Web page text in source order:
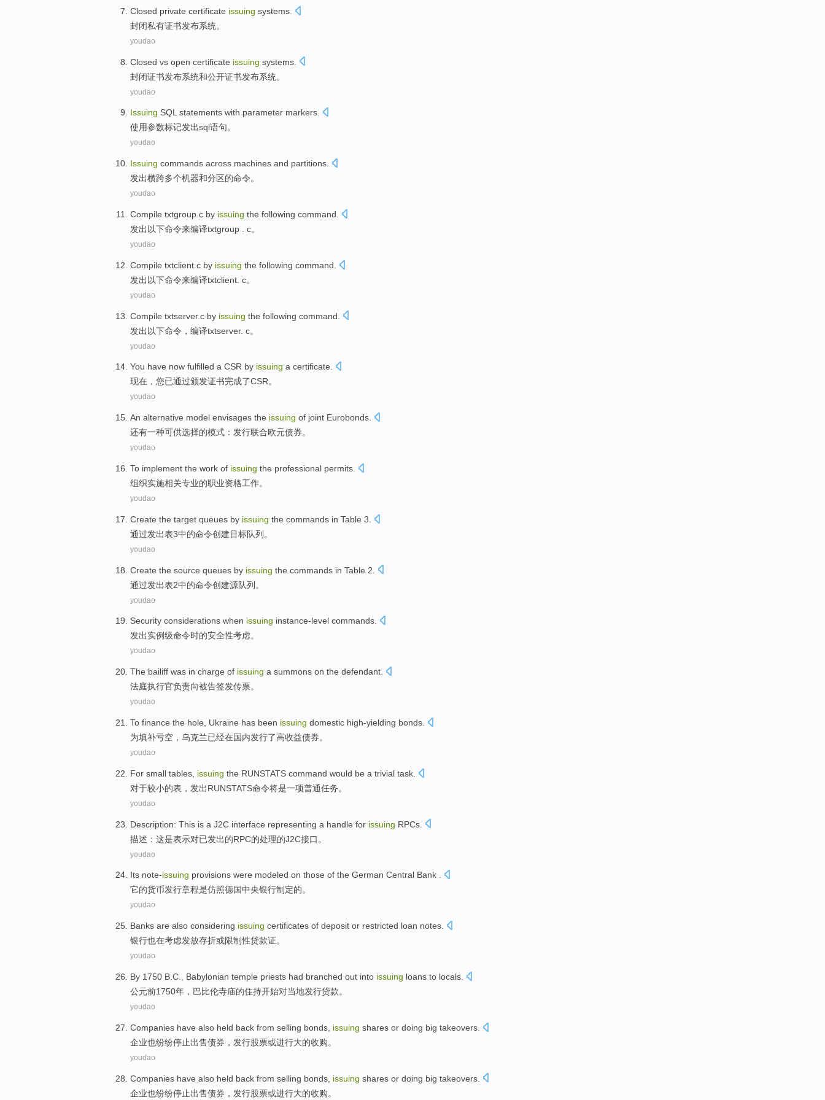
Closed private certificate issuing systems
封闭私有证书发布系统。
youdao
Closed vs open certificate issuing systems
封闭证书发布系统和公开证书发布系统。
youdao
Issuing SQL statements with parameter markers.
使用参数标记发出sql语句。
youdao
Issuing commands across machines and partitions
发出横跨多个机器和分区的命令。
youdao
Compile txtgroup.c by issuing the following command
发出 以下命令来编译txtgroup . c。
youdao
Compile txtclient.c by issuing the following command
发出 以下命令来编译txtclient . c。
youdao
Compile txtserver.c by issuing the following command
发出以下命令， 编译txtserver. c。
youdao
You have now fulfilled a CSR by issuing a certificate.
现在 ， 您已通过颁发证书完成了CSR。
youdao
An alternative model envisages the issuing of joint Eurobonds
还有一种可供选择的模式 ： 发行联合欧元债券。
youdao
To implement the work of issuing the professional permits
组织实施相关专业的职业资格工作。
youdao
Create the target queues by issuing the commands in Table 3
通过发出表3中的命令创建目标队列 。
youdao
Create the source queues by issuing the commands in Table 2
通过发出表2中的命令创建源队列。
youdao
Security considerations when issuing instance-level commands.
发出实例级命令时的安全性考虑。
youdao
The bailiff was in charge of issuing a summons on the defendant
法庭执行官负责向被告签发传票。
youdao
To finance the hole, Ukraine has been issuing domestic high-yielding bonds
为填补亏空， 乌克兰已经在国内发行了高收益债券。
youdao
For small tables issuing the RUNSTATS command would be a trivial task
对于较小的表 ， 发出RUNSTATS命令将是一项普通任务。
youdao
Description: This is a J2C interface representing a handle for issuing RPCs
描述 ： 这是表示对已发出的RPC的处理的J2C接口 。
youdao
Its note-issuing provisions were modeled on those of the German Central Bank .
它的货币发行章程是仿照德国中央银行制定的。
youdao
Banks are also considering issuing certificates of deposit or restricted loan notes
银行也在考虑发放存折或限制性贷款证。
youdao
By 1750 B.C Babylonian temple priests had branched out into issuing loans to locals
公元前1750年， 巴比伦寺庙的住持开始对当地发行贷款。
youdao
Companies have also held back from selling bonds issuing shares or doing big takeovers
企业也纷纷停止出售债券 ， 发行股票或进行大的收购。
youdao
Companies have also held back from selling bonds issuing shares or doing big takeovers
企业也纷纷停止出售债券 ， 发行股票或进行大的收购。